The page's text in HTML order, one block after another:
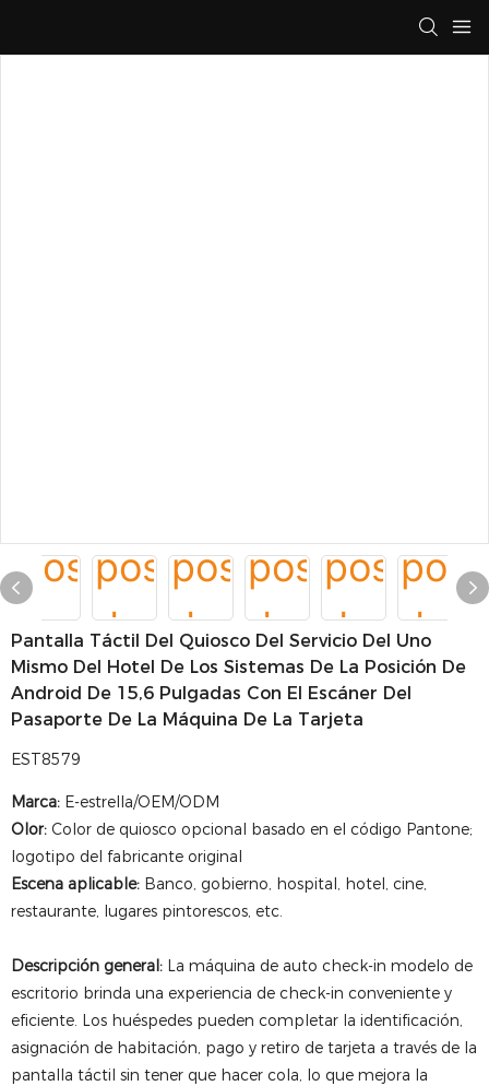
Pantalla Táctil Del Quiosco Del Servicio Del Uno
Mismo Del Hotel De Los Sistemas De La Posición De
Android De 15,6 Pulgadas Con El Escáner Del
Pasaporte De La Máquina De La Tarjeta
EST8579
Marca: E-estrella/OEM/ODM
Olor: Color de quiosco opcional basado en el código Pantone;
logotipo del fabricante original
Escena aplicable: Banco, gobierno, hospital, hotel, cine,
restaurante, lugares pintorescos, etc.
Descripción general: La máquina de auto check-in modelo de
escritorio brinda una experiencia de check-in conveniente y
eficiente. Los huéspedes pueden completar la identificación,
asignación de habitación, pago y retiro de tarjeta a través de la
pantalla táctil sin tener que hacer cola, lo que mejora la